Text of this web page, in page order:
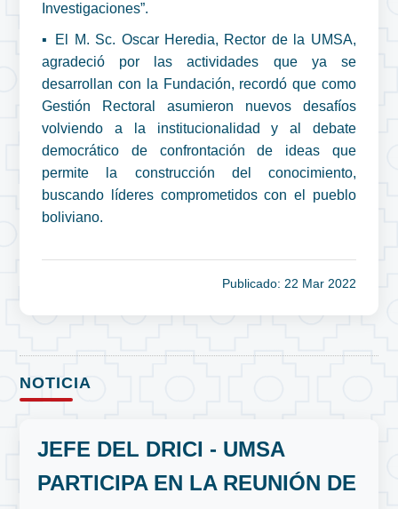
Investigaciones”.
▪️ El M. Sc. Oscar Heredia, Rector de la UMSA,
agradeció por las actividades que ya se
desarrollan con la Fundación, recordó que como
Gestión Rectoral asumieron nuevos desafíos
volviendo a la institucionalidad y al debate
democrático de confrontación de ideas que
permite la construcción del conocimiento,
buscando líderes comprometidos con el pueblo
boliviano.
Publicado: 22 Mar 2022
NOTICIA
JEFE DEL DRICI - UMSA
PARTICIPA EN LA REUNIÓN DE